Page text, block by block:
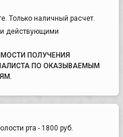
Только наличный расчет.
действующими
ПОЛУЧЕНИЯ
ПО ОКАЗЫВАЕМЫМ
рта - 1800 руб.